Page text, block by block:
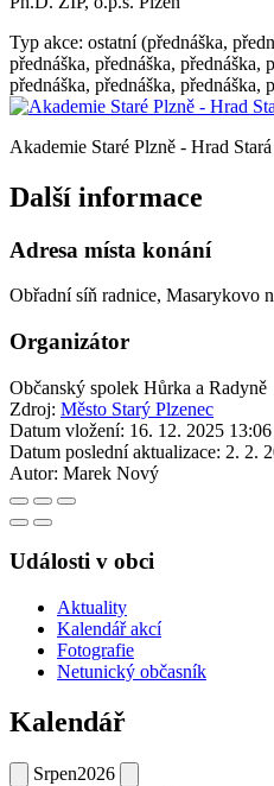
Typ akce: ostatní (přednáška,
přednáška, přednáška, přednáška,
přednáška, přednáška, přednáška,
Akademie Staré Plzně - Hrad Stará
Další informace
Adresa místa konání
Obřadní síň radnice, Masarykovo
Organizátor
Občanský spolek Hůrka a Radyně
Zdroj: Město Starý Plzenec
Datum vložení: 16. 12. 2025 13:06
Datum poslední aktualizace: 2. 2.
Autor: Marek Nový
Události v obci
Aktuality
Kalendář akcí
Fotografie
Netunický občasník
Kalendář
Srpen2026